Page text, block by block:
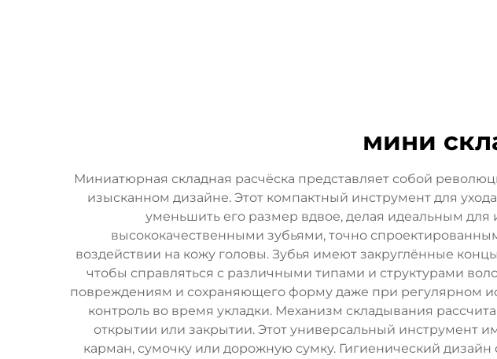
мини
Миниатюрная складная расчёска представляет собой
изысканном дизайне. Этот компактный инструмент для
уменьшить его размер вдвое, делая идеальным для
высококачественными зубьями, точно
воздействии на кожу головы. Зубья имеют закруглённые
чтобы справляться с различными типами и структурами
повреждениям и сохраняющего форму даже при регулярном
контроль во время укладки. Механизм складывания
открытии или закрытии. Этот универсальный инструмент
карман, сумочку или дорожную сумку. Гигиенический дизайн